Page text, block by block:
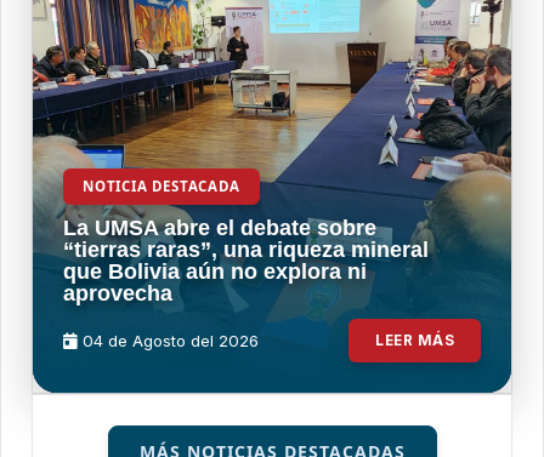
NOTICIA DESTACADA
La UMSA abre el debate sobre
“tierras raras”, una riqueza mineral
que Bolivia aún no explora ni
aprovecha
04 de Agosto del 2026 LEER MÁS
MÁS NOTICIAS DESTACADAS